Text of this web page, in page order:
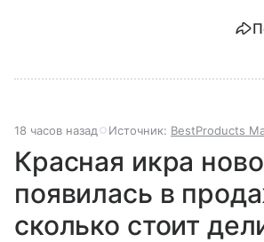
18 часов назад Источник: BestProducts
Красная икра
появилась в
сколько стоит